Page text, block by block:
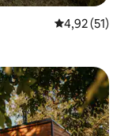
4,92 (51)